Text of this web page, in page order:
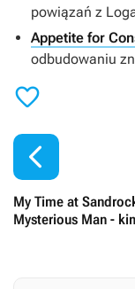
powiązań z
Appetite for
odbudowaniu


My Time at
Mysterious Man -